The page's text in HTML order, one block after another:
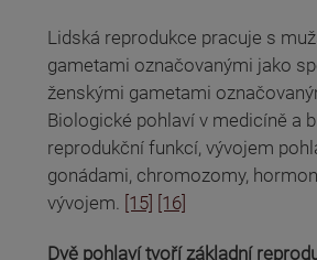
Lidská reprodukce pracuje s
gametami označovanými jako
ženskými gametami
Biologické pohlaví v medicíně a
reprodukční funkcí, vývojem
gonádami, chromozomy,
vývojem. [15] [16]
Dvě pohlaví tvoří základní